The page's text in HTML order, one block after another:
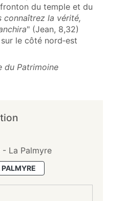
du temple et du
connaîtrez la vérité,
" (Jean, 8,32)
le côté nord‑est
du Patrimoine
- La Palmyre